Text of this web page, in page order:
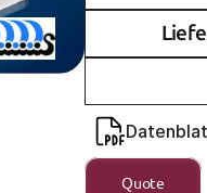
Quote